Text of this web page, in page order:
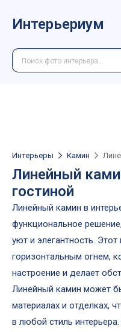
Интерьериум
Интерьеры Камин
Линейный
гостиной
Линейный камин в
функциональное
уют и элегантность.
горизонтальным огнем,
настроение и делает
Линейный камин может
материалах и отделках,
в любой стиль